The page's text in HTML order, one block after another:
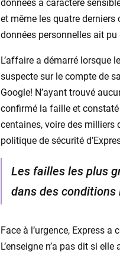
données à caractère
et même les quatre
données personnelles ait pu
L’affaire a démarré lorsque
suspecte sur le compte de
Google! N’ayant trouvé
confirmé la faille et constaté
centaines, voire des milliers
politique de sécurité
Les failles les plus
dans des conditions
Face à l’urgence, Express
L’enseigne n’a pas dit si